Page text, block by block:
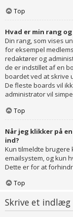
Top
Hvad er min rang
Din rang, som vises
for eksempel
redaktører og
de er indstillet af en
boardet ved at skrive
De fleste boards vil
administrator vil
Top
Når jeg klikker på
ind?
Kun tilmeldte brugere
emailsystem, og kun
Dette er for at
Top
Skrive et indlæg